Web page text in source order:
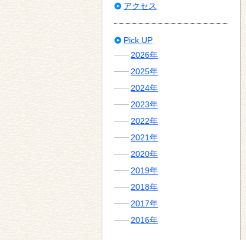
アクセス
Pick UP
2026年
2025年
2024年
2023年
2022年
2021年
2020年
2019年
2018年
2017年
2016年